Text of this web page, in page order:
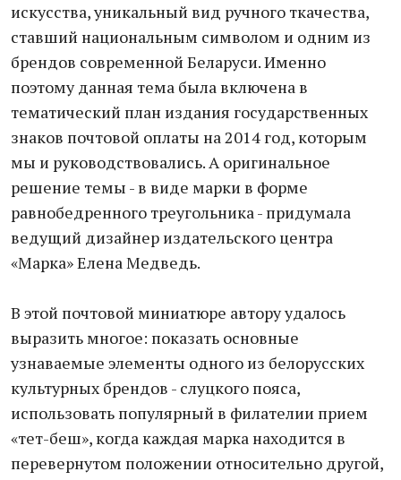
искусства, уникальный вид ручного ткачества,
ставший национальным символом и одним из
брендов современной Беларуси. Именно
поэтому данная тема была включена в
тематический план издания государственных
знаков почтовой оплаты на 2014 год, которым
мы и руководствовались. А оригинальное
решение темы - в виде марки в форме
равнобедренного треугольника - придумала
ведущий дизайнер издательского центра
«Марка» Елена Медведь.
В этой почтовой миниатюре автору удалось
выразить многое: показать основные
узнаваемые элементы одного из белорусских
культурных брендов - слуцкого пояса,
использовать популярный в филателии прием
«тет-беш», когда каждая марка находится в
перевернутом положении относительно другой,